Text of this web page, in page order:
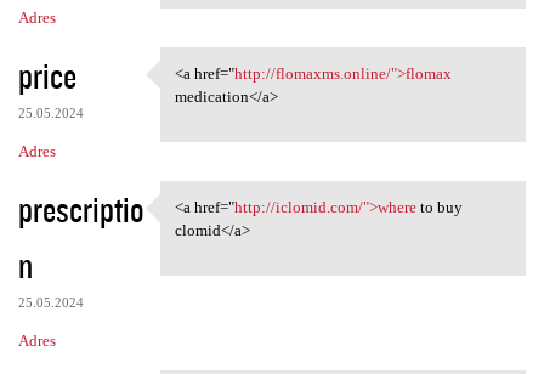
Adres
price
25.05.2024
Adres
<a href="http://flomaxms
<a href="http://flomaxms.online/">flomax
medication</a>
prescriptio
n
25.05.2024
Adres
<a href="http://iclomid.com/"
<a href="http://iclomid.com/">whereto buy
clomid</a>